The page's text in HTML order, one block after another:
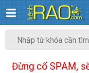
Đừng cố SPAM,